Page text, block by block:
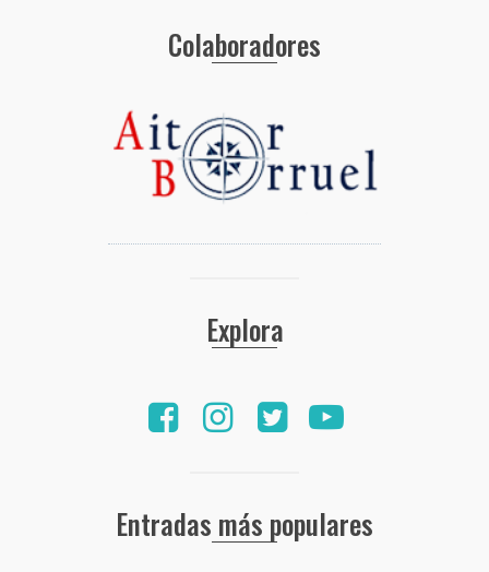
Colaboradores
Explora
Entradas más populares